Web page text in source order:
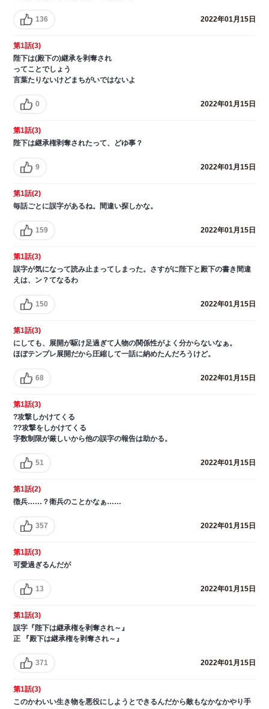
136 2022年01月15日
第1話(3)
陛下は(殿下の)継承を剥奪され
ってことでしょう
言葉たりないけどまちがいではないよ
0 2022年01月15日
第1話(3)
陛下は継承権剥奪されたって、どゆ事？
9 2022年01月15日
第1話(2)
毎話ごとに誤字があるね。間違い探しかな。
159 2022年01月15日
第1話(3)
誤字が気になって読み止まってしまった。さすがに陛下と殿下の書き間違
えは、ン？てなるわ
150 2022年01月15日
第1話(3)
にしても、展開が駆け足過ぎて人物の関係性がよく分からないなぁ。
ほぼテンプレ展開だから圧縮して一話に納めたんだろうけど。
68 2022年01月15日
第1話(3)
?攻撃しかけてくる
??攻撃をしかけてくる
字数制限が厳しいから他の誤字の報告は助かる。
51 2022年01月15日
第1話(2)
徴兵……？衛兵のことかなぁ……
357 2022年01月15日
第1話(3)
可愛過ぎるんだが
13 2022年01月15日
第1話(3)
誤字『陛下は継承権を剥奪され～』
正 『殿下は継承権を剥奪され～』
371 2022年01月15日
第1話(3)
このかわいい生き物を悪役にしようとできるんだから敵もなかなかやり手